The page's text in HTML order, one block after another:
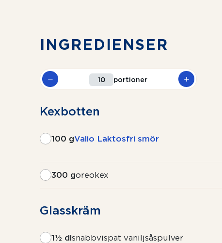
INGREDIENSER
portioner
Kexbotten
100 gValio Laktosfri smör
300 goreokex
Glasskräm
1½ dlsnabbvispat vaniljsåspulver